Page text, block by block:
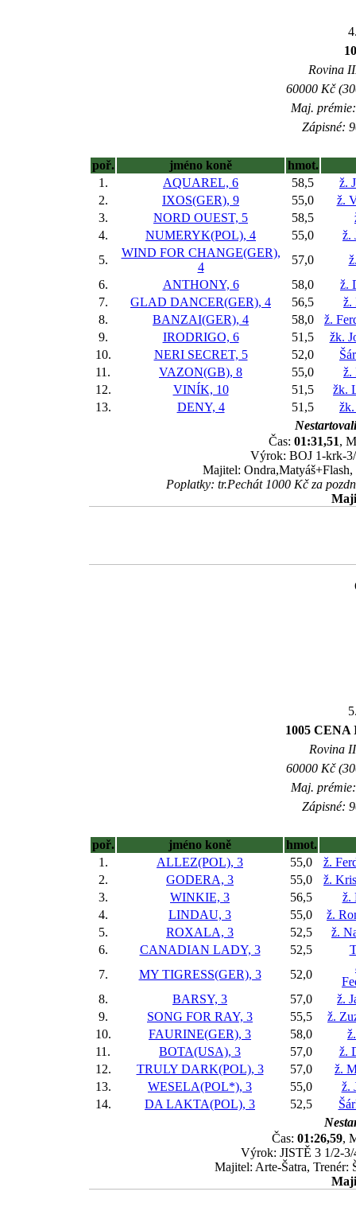
Rovina
60000 Kč
Maj.
Zápisné:
poř. jméno koně
hmot.
1.
AQUAREL, 6 58,5
ž.
2.
IXOS(GER), 9 55,0
ž.
3.
NORD OUEST, 5 58,5
4.
NUMERYK(POL), 4 55,0
ž.
5.
WIND FOR CHANGE(GER),
4
57,0
6.
ANTHONY, 6 58,0
ž.
7.
GLAD DANCER(GER), 4 56,5
ž.
8.
BANZAI(GER), 4 58,0
ž.
9.
IRODRIGO, 6 51,5
žk.
10.
NERI SECRET, 5 52,0
11.
VAZON(GB), 8 55,0
ž.
12.
VINÍK, 10 51,5
žk.
13.
DENY, 4 51,5
Čas: 01:31,51,
Výrok: BOJ 1-krk-
Majitel:
Poplatky: tr.Pechát 1000 Kč za
1005
Rovina
60000 Kč
Maj.
Zápisné:
poř. jméno koně
hmot.
1.
ALLEZ(POL), 3 55,0
ž.
2.
GODERA, 3 55,0
ž.
3.
WINKIE, 3 56,5
ž.
4.
LINDAU, 3 55,0
ž.
5.
ROXALA, 3 52,5
ž.
6.
CANADIAN LADY, 3 52,5
7.
MY TIGRESS(GER), 3 52,0
8.
BARSY, 3 57,0
ž.
9.
SONG FOR RAY, 3 55,5
ž.
10.
FAURINE(GER), 3 58,0
11.
BOTA(USA), 3 57,0
ž.
12.
TRULY DARK(POL), 3 57,0
ž.
13.
WESELA(POL*), 3 55,0
ž.
14.
DA LAKTA(POL), 3 52,5
Čas: 01:26,59,
Výrok: JISTĚ 3 1/2-
Majitel: Arte-Šatra, Trenér: